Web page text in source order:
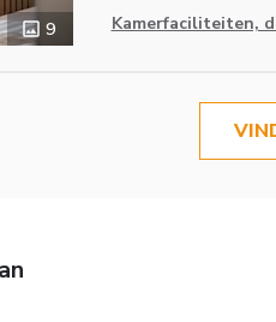
9 Kamerfaciliteiten,